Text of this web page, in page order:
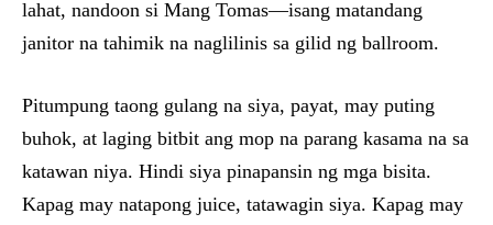
lahat, nandoon si Mang Tomas—isang matandang
janitor na tahimik na naglilinis sa gilid ng ballroom.
Pitumpung taong gulang na siya, payat, may puting
buhok, at laging bitbit ang mop na parang kasama na sa
katawan niya. Hindi siya pinapansin ng mga bisita.
Kapag may natapong juice, tatawagin siya. Kapag may